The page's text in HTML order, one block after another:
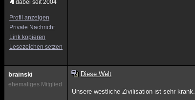
dabei seit 2004
Profil anzeigen
Private Nachricht
Link kopieren
Lesezeichen setzen
brainski
ehemaliges Mitglied
Diese Welt
Unsere westliche Zivilisation ist sehr krank.